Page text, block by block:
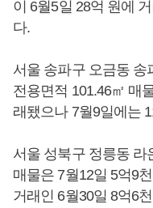
이 6월5일 28억 원에
다.
서울 송파구 오금동
전용면적 101.46㎡ 매
래됐으나 7월9일에는
서울 성북구 정릉동 라
매물은 7월12일 5억9
거래인 6월30일 8억6